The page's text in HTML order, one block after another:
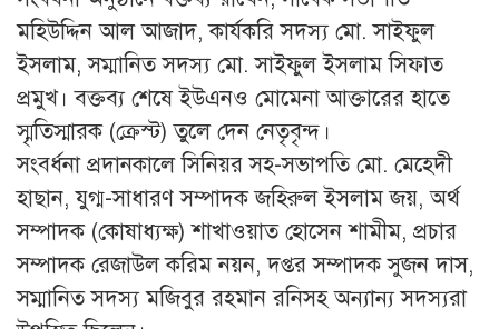
মহিউদ্দিন আল আজাদ, কার্যকরি সদস্য মো. সাইফুল
ইসলাম, সম্মানিত সদস্য মো. সাইফুল ইসলাম সিফাত
প্রমুখ। বক্তব্য শেষে ইউএনও মোমেনা আক্তারের হাতে
স্মৃতিস্মারক (ক্রেস্ট) তুলে দেন নেতৃবৃন্দ।
সংবর্ধনা প্রদানকালে সিনিয়র সহ-সভাপতি মো. মেহেদী
হাছান, যুগ্ম-সাধারণ সম্পাদক জহিরুল ইসলাম জয়, অর্থ
সম্পাদক (কোষাধ্যক্ষ) শাখাওয়াত হোসেন শামীম, প্রচার
সম্পাদক রেজাউল করিম নয়ন, দপ্তর সম্পাদক সুজন দাস,
সম্মানিত সদস্য মজিবুর রহমান রনিসহ অন্যান্য সদস্যরা